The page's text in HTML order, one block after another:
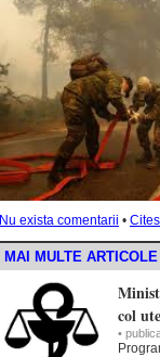
Nu exista comentarii •
MAI MULTE ARTICOLE
col
•